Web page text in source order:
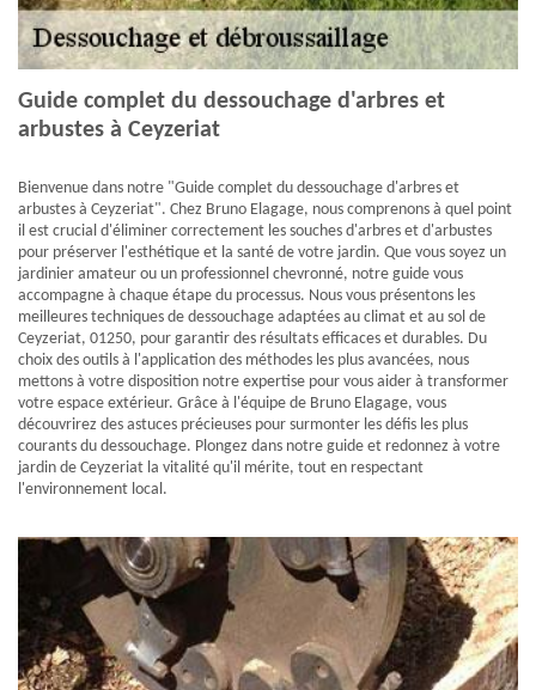
Guide complet du dessouchage d'arbres et
arbustes à Ceyzeriat
Bienvenue dans notre "Guide complet du dessouchage d'arbres et
arbustes à Ceyzeriat". Chez Bruno Elagage, nous comprenons à quel point
il est crucial d'éliminer correctement les souches d'arbres et d'arbustes
pour préserver l'esthétique et la santé de votre jardin. Que vous soyez un
jardinier amateur ou un professionnel chevronné, notre guide vous
accompagne à chaque étape du processus. Nous vous présentons les
meilleures techniques de dessouchage adaptées au climat et au sol de
Ceyzeriat, 01250, pour garantir des résultats efficaces et durables. Du
choix des outils à l'application des méthodes les plus avancées, nous
mettons à votre disposition notre expertise pour vous aider à transformer
votre espace extérieur. Grâce à l'équipe de Bruno Elagage, vous
découvrirez des astuces précieuses pour surmonter les défis les plus
courants du dessouchage. Plongez dans notre guide et redonnez à votre
jardin de Ceyzeriat la vitalité qu'il mérite, tout en respectant
l'environnement local.